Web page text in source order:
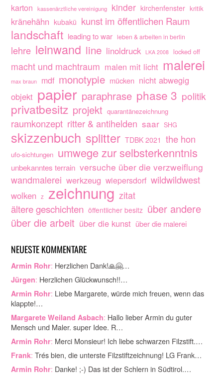
karton kassenärztliche vereinigung kinder kirchenfenster kritik
kränehähn kubakü kunst im öffentlichen Raum
landschaft leading to war leben & arbeiten in berlin
lehre leinwand line linoldruck LKA 2008 locked off
macht und machtraum malen mit licht malerei
max braun mdf monotypie mücken nicht abwegig
objekt papier paraphrase phase 3 politik
privatbesitz projekt quarantänezeichnung
raumkonzept ritter & antihelden saar SHG
skizzenbuch splitter TDBK 2021 the hon
ufo-sichtungen umwege zur selbsterkenntnis
unbekanntes terrain versuche über die verzweiflung
wandmalerei werkzeug wiepersdorf wildwildwest
wolken z zeichnung zitat
ältere geschichten öffentlicher besitz über andere
über die arbeit über die kunst über die malerei
NEUESTE KOMMENTARE
Armin Rohr: Herzlichen Dank!🙏🤗…
Jürgen: Herzlichen Glückwunsch!!…
Armin Rohr: Liebe Margarete, würde mich freuen, wenn das
klappte!…
Margarete Weiland Asbach: Hallo lieber Armin du guter
Mensch und Maler. super Idee. R…
Armin Rohr: Merci Monsieur! Ich liebe schwarzen Filzstift.…
Frank: Trés bien, die unterste Filzstiftzeichnung! LG Frank…
Armin Rohr: Danke! ;-) Das ist der Schlern in Südtirol.…